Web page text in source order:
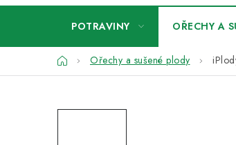
POTRAVINY OŘECHY A
DomůOřechy a sušené plody